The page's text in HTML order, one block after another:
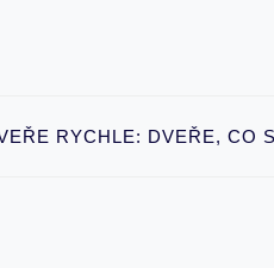
RYCHLE: DVEŘE, CO